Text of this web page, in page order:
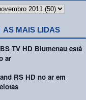
AS MAIS LIDAS
TV HD Blumenau está
ar
RS HD no ar em